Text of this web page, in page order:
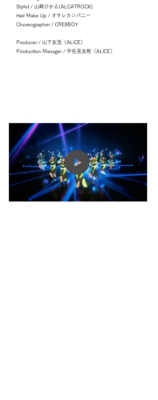
Stylist / 山崎ひかる(ALCATROCK)
Hair Make Up / オサレカンパニー
Choreographer / CRE8BOY
Producer / 山下友浩（ALiCE）
Production Manager / 宇佐見友彬（ALiCE）